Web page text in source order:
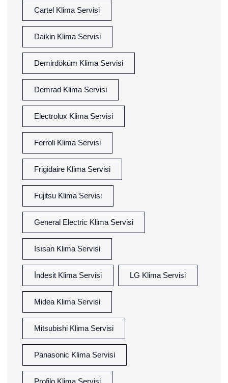
Cartel Klima Servisi
Daikin Klima Servisi
Demirdöküm Klima Servisi
Demrad Klima Servisi
Electrolux Klima Servisi
Ferroli Klima Servisi
Frigidaire Klima Servisi
Fujitsu Klima Servisi
General Electric Klima Servisi
Isısan Klima Servisi
İndesit Klima Servisi LG Klima Servisi
Midea Klima Servisi
Mitsubishi Klima Servisi
Panasonic Klima Servisi
Profilo Klima Servisi